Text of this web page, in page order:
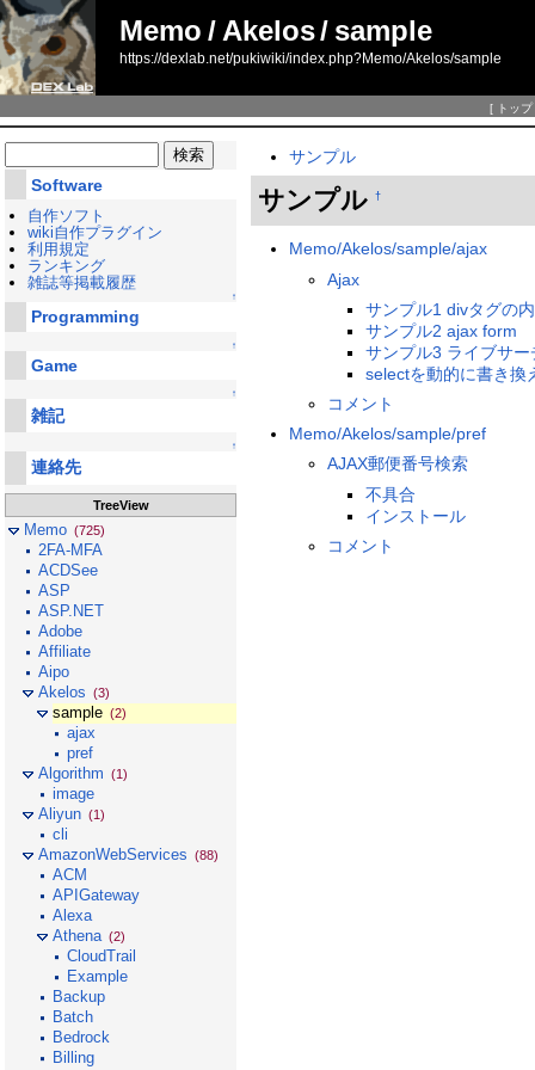
Memo / Akelos/ sample
https://dexlab.net/pukiwiki/index.php?Memo/Akelos/sample
[ トップ
サンプル
サンプル†
Memo/Akelos/sample/ajax
Ajax
サンプル1 divタグの
サンプル2 ajax form
サンプル3 ライブサー
selectを動的に書き換
コメント
Memo/Akelos/sample/pref
AJAX郵便番号検索
不具合
インストール
コメント
Software
自作ソフト
wiki自作プラグイン
利用規定
ランキング
雑誌等掲載履歴
↑
Programming
↑
Game
↑
雑記
↑
連絡先
TreeView
Memo (725)
2FA-MFA
ACDSee
ASP
ASP.NET
Adobe
Affiliate
Aipo
Akelos (3)
sample (2)
ajax
pref
Algorithm (1)
image
Aliyun (1)
cli
AmazonWebServices (88)
ACM
APIGateway
Alexa
Athena (2)
CloudTrail
Example
Backup
Batch
Bedrock
Billing